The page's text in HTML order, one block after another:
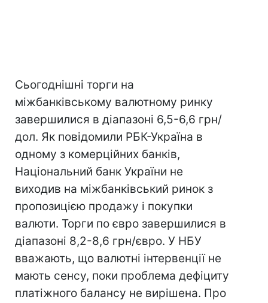
Сьогоднішні торги на
міжбанківському валютному ринку
завершилися в діапазоні 6,5-6,6 грн/
дол. Як повідомили РБК-Україна в
одному з комерційних банків,
Національний банк України не
виходив на міжбанківський ринок з
пропозицією продажу і покупки
валюти. Торги по євро завершилися в
діапазоні 8,2-8,6 грн/євро. У НБУ
вважають, що валютні інтервенції не
мають сенсу, поки проблема дефіциту
платіжного балансу не вирішена. Про